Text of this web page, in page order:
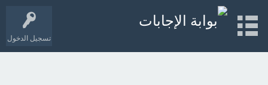
تسجيل الدخول